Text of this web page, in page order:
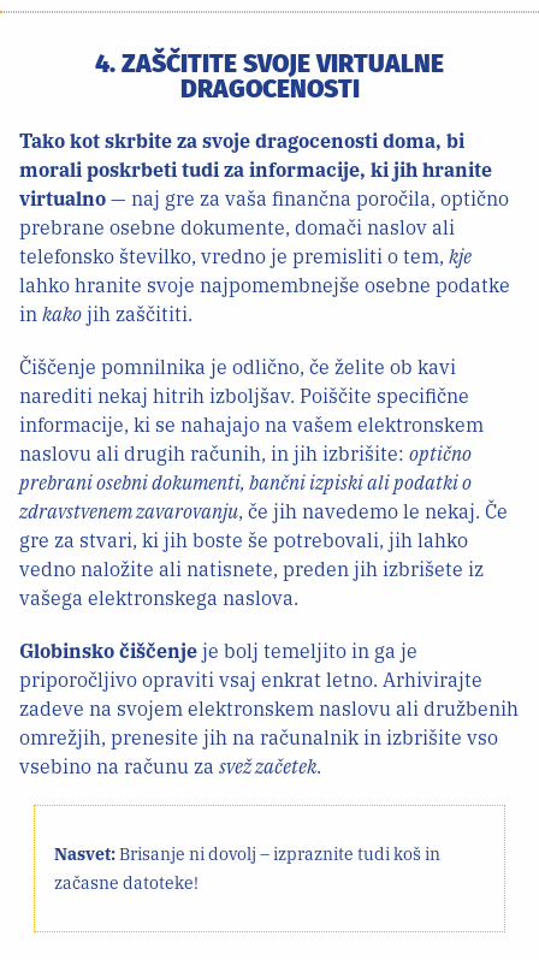
4. ZAŠČITITE SVOJE VIRTUALNE
DRAGOCENOSTI
Tako kot skrbite za svoje dragocenosti doma, bi
morali poskrbeti tudi za informacije, ki jih hranite
virtualno — naj gre za vaša finančna poročila, optično
prebrane osebne dokumente, domači naslov ali
telefonsko številko, vredno je premisliti o tem, kje
lahko hranite svoje najpomembnejše osebne podatke
in kako jih zaščititi.
Čiščenje pomnilnika je odlično, če želite ob kavi
narediti nekaj hitrih izboljšav. Poiščite specifične
informacije, ki se nahajajo na vašem elektronskem
naslovu ali drugih računih, in jih izbrišite: optično
prebrani osebni dokumenti, bančni izpiski ali podatki o
zdravstvenem zavarovanju, če jih navedemo le nekaj. Če
gre za stvari, ki jih boste še potrebovali, jih lahko
vedno naložite ali natisnete, preden jih izbrišete iz
vašega elektronskega naslova.
Globinsko čiščenje je bolj temeljito in ga je
priporočljivo opraviti vsaj enkrat letno. Arhivirajte
zadeve na svojem elektronskem naslovu ali družbenih
omrežjih, prenesite jih na računalnik in izbrišite vso
vsebino na računu za svež začetek.
Nasvet:Brisanje ni dovolj – izpraznite tudi koš in
začasne datoteke!